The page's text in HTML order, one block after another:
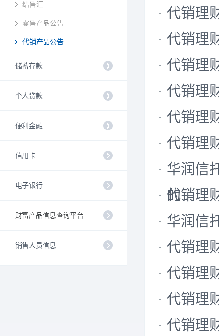
结售汇
零售产品公告
代销产品公告
储蓄存款
个人贷款
便利金融
信用卡
电子银行
财富产品信息查询平台
销售人员信息
代销理
代销理
代销理
代销理
代销理
代销理
华润信
的...
代销理
华润信
代销理
代销理
代销理
代销理